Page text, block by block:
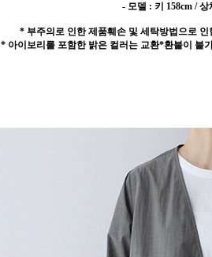
- 모델 : 키 158cm / 상
* 부주의로 인한 제품훼손 및 세탁방법으로
* 아이보리를 포함한 밝은 컬러는 교환*환불이 불